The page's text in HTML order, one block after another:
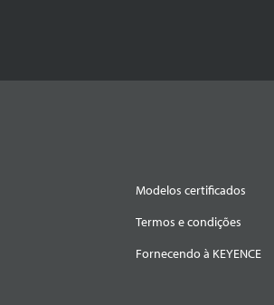
Modelos certificados
Termos e condições
Fornecendo à KEYENCE